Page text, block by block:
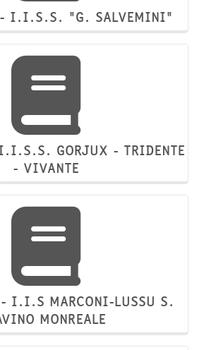
- I.I.S.S. "G. SALVEMINI"
GORJUX - TRIDENTE
- VIVANTE
I.I.S MARCONI-LUSSU S.
MONREALE